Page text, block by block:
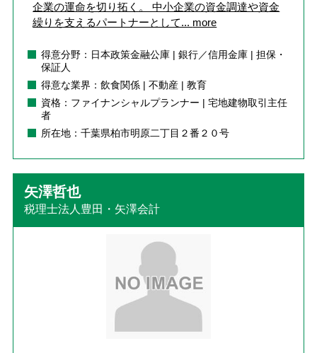
企業の運命を切り拓く。 中小企業の資金調達や資金
繰りを支えるパートナーとして... more
得意分野：日本政策金融公庫 | 銀行／信用金庫 | 担保・
保証人
得意な業界：飲食関係 | 不動産 | 教育
資格：ファイナンシャルプランナー | 宅地建物取引主任
者
所在地：千葉県柏市明原二丁目２番２０号
矢澤哲也
税理士法人豊田・矢澤会計